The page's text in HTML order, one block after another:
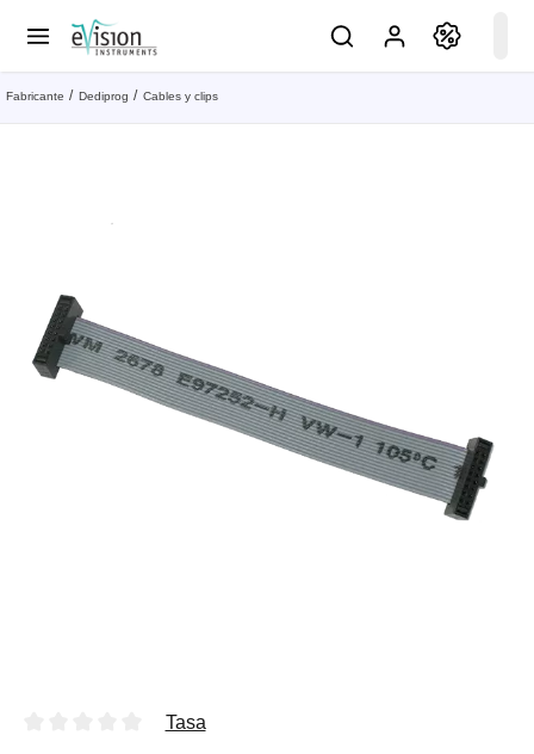
Fabricante Dediprog Cables y clips
Tasa